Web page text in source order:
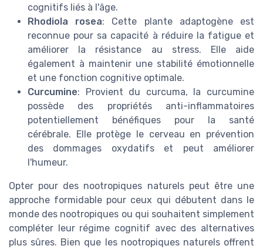
cognitifs liés à l'âge.
Rhodiola rosea: Cette plante adaptogène est
reconnue pour sa capacité à réduire la fatigue et
améliorer la résistance au stress. Elle aide
également à maintenir une stabilité émotionnelle
et une fonction cognitive optimale.
Curcumine: Provient du curcuma, la curcumine
possède des propriétés anti-inflammatoires
potentiellement bénéfiques pour la santé
cérébrale. Elle protège le cerveau en prévention
des dommages oxydatifs et peut améliorer
l'humeur.
Opter pour des nootropiques naturels peut être une
approche formidable pour ceux qui débutent dans le
monde des nootropiques ou qui souhaitent simplement
compléter leur régime cognitif avec des alternatives
plus sûres. Bien que les nootropiques naturels offrent